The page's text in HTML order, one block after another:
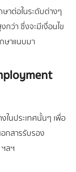
าต่อในระดับต่างๆ
ว่า ซึ่งจะมีเงื่อนไข
ษาแนบมา
ในประเทศนั้นๆ เพื่อ
กสารรับรอง
ลฯ